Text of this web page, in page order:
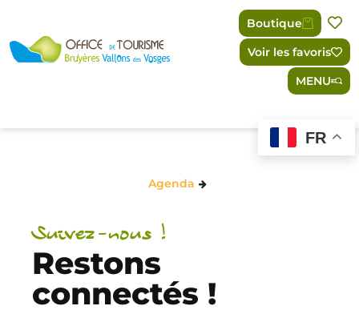
Boutique
Voir les favoris
MENU
FR
Agenda
Suivez-nous !
Restons
connectés !